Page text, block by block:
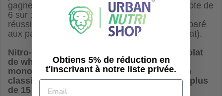
gagner en qualité — nous leur donnons une note de
6 sur 10. Les Editions limitées sont très bien
réussies en termes de saveurs et texture comparé
aux parfums classiques (vanille, fraise, chocolat).
Nitro-Tech Performance Series
combine isolat
de whey, BCAA, glutamine et créatine
monohydrate dans une seule formule — un
classique de la gamme Muscletech depuis plus
de 15 ans.
Obtiens 5% de réduction en
t'inscrivant à notre liste privée.